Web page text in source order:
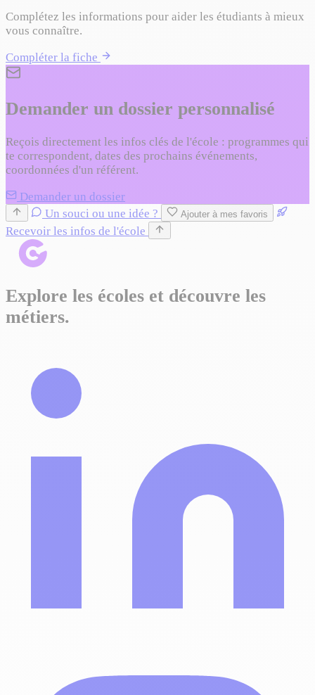
Complétez les informations pour aider les étudiants à mieux
vous connaître.
Compléter la fiche
Demander un dossier personnalisé
Reçois directement les infos clés de l'école : programmes qui
te correspondent, dates des prochains événements,
coordonnées d'un référent.
Demander un dossier
Un souci ou une idée ?
Ajouter à mes favoris
Recevoir les infos de l'école
Explore les écoles et découvre les
métiers.